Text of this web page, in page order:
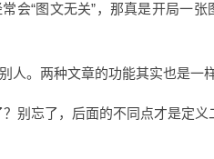
会“图文无关”，那真是开局一
人。两种文章的功能其实也是一样
别忘了，后面的不同点才是定义